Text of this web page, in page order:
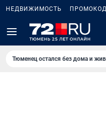
НЕДВИЖИМОСТЬ
Тюменец остался без дома и